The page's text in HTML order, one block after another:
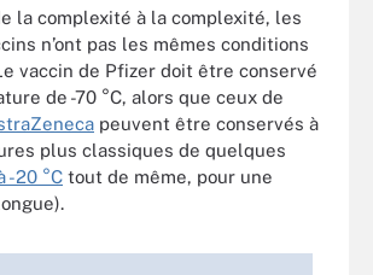
la complexité à la complexité, les
n’ont pas les mêmes conditions
vaccin de Pfizer doit être conservé
de -70 °C, alors que ceux de
peuvent être conservés à
plus classiques de quelques
-20 °C tout de même, pour une